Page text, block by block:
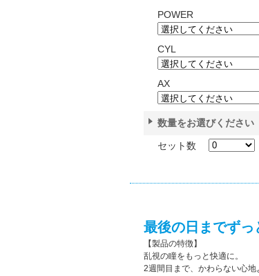
POWER
CYL
AX
数量をお選びください
セット数
最後の日までず
【製品の特徴】
乱視の瞳をもっと快適に。
2週間目まで、かわらない心